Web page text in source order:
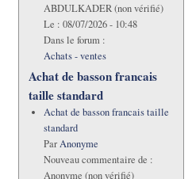
ABDULKADER (non vérifié)
Le : 08/07/2026 - 10:48
Dans le forum :
Achats - ventes
Achat de basson francais
taille standard
Achat de basson francais taille
standard
ParAnonyme
Nouveau commentaire de :
Anonyme (non vérifié)